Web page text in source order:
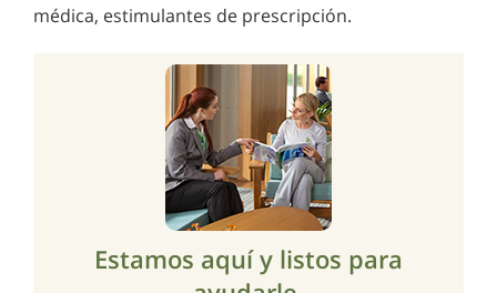
médica, estimulantes de prescripción.
Estamos aquí y listos para